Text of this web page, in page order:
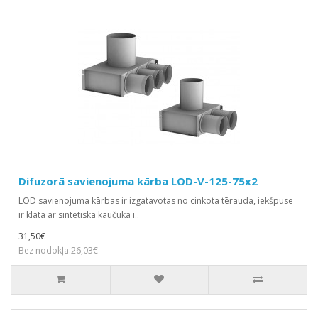
Difuzorā savienojuma kārba LOD-V-125-75x2
LOD savienojuma kārbas ir izgatavotas no cinkota tērauda, iekšpuse
ir klāta ar sintētiskā kaučuka i..
31,50€
Bez nodokļa:26,03€